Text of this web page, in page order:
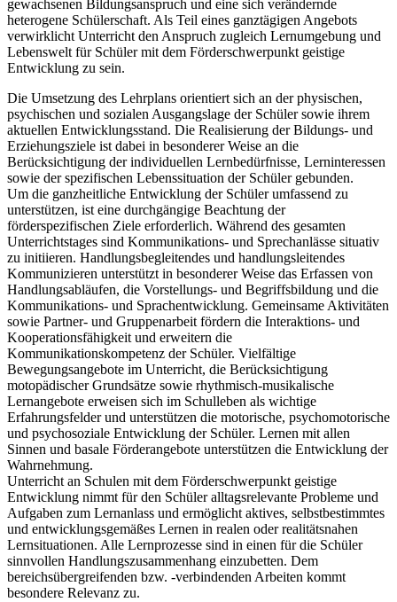
gewachsenen Bildungsanspruch und eine sich verändernde
heterogene Schülerschaft. Als Teil eines ganztägigen Angebots
verwirklicht Unterricht den Anspruch zugleich Lernumgebung und
Lebenswelt für Schüler mit dem Förderschwerpunkt geistige
Entwicklung zu sein.
Die Umsetzung des Lehrplans orientiert sich an der physischen,
psychischen und sozialen Ausgangslage der Schüler sowie ihrem
aktuellen Entwicklungsstand. Die Realisierung der Bildungs- und
Erziehungsziele ist dabei in besonderer Weise an die
Berücksichtigung der individuellen Lernbedürfnisse, Lerninteressen
sowie der spezifischen Lebenssituation der Schüler gebunden.
Um die ganzheitliche Entwicklung der Schüler umfassend zu
unterstützen, ist eine durchgängige Beachtung der
förderspezifischen Ziele erforderlich. Während des gesamten
Unterrichtstages sind Kommunikations- und Sprechanlässe situativ
zu initiieren. Handlungsbegleitendes und handlungsleitendes
Kommunizieren unterstützt in besonderer Weise das Erfassen von
Handlungsabläufen, die Vorstellungs- und Begriffsbildung und die
Kommunikations- und Sprachentwicklung. Gemeinsame Aktivitäten
sowie Partner- und Gruppenarbeit fördern die Interaktions- und
Kooperationsfähigkeit und erweitern die
Kommunikationskompetenz der Schüler. Vielfältige
Bewegungsangebote im Unterricht, die Berücksichtigung
motopädischer Grundsätze sowie rhythmisch-musikalische
Lernangebote erweisen sich im Schulleben als wichtige
Erfahrungsfelder und unterstützen die motorische, psychomotorische
und psychosoziale Entwicklung der Schüler. Lernen mit allen
Sinnen und basale Förderangebote unterstützen die Entwicklung der
Wahrnehmung.
Unterricht an Schulen mit dem Förderschwerpunkt geistige
Entwicklung nimmt für den Schüler alltagsrelevante Probleme und
Aufgaben zum Lernanlass und ermöglicht aktives, selbstbestimmtes
und entwicklungsgemäßes Lernen in realen oder realitätsnahen
Lernsituationen. Alle Lernprozesse sind in einen für die Schüler
sinnvollen Handlungszusammenhang einzubetten. Dem
bereichsübergreifenden bzw. -verbindenden Arbeiten kommt
besondere Relevanz zu.